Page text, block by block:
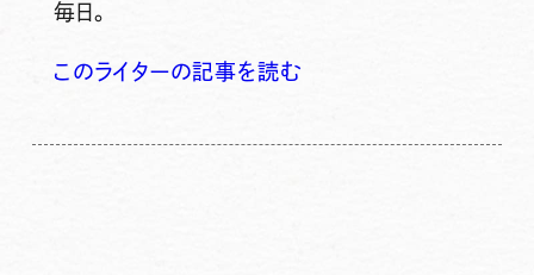
毎日。
このライターの記事を読む